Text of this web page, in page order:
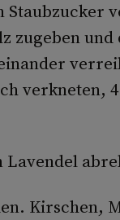
zugeben
verkneten,
Lavendel
Kirschen,